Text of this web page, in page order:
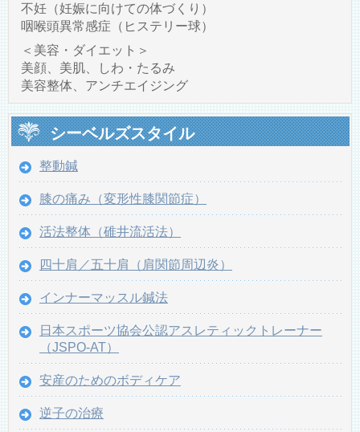
不妊（妊娠に向けての体づくり）
咽喉頭異常感症（ヒステリー球）
＜美容・ダイエット＞
美顔、美肌、しわ・たるみ
美容整体、アンチエイジング
シーベルズスタイル
整動鍼
膝の痛み（変形性膝関節症）
活法整体（碓井流活法）
四十肩／五十肩（肩関節周辺炎）
インナーマッスル鍼法
日本スポーツ協会公認アスレティックトレーナー
（JSPO-AT）
安産のためのボディケア
逆子の治療